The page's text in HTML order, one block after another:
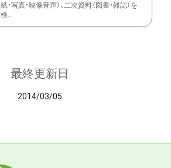
紙・写真・映像音声）、二次資料（図書・雑誌）を
検...
最終更新日
2014/03/05